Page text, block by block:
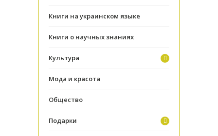
Книги на украинском языке
Книги о научных знаниях
Культура
Мода и красота
Общество
Подарки